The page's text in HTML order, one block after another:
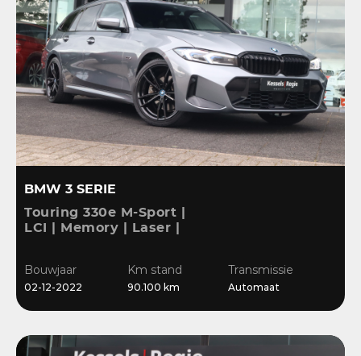
BMW 3 SERIE
Touring 330e M-Sport |
LCI | Memory | Laser |
Camera
Bouwjaar
02-12-2022
Km stand
90.100 km
Transmissie
Automaat